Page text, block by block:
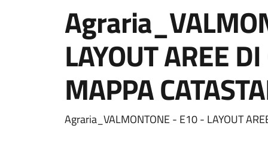
LAYOUT AREE
MAPPA
Dettagli del
Agraria_VALMONTONE - E10 - LAYOUT